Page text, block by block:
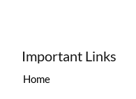
Important Links
Home